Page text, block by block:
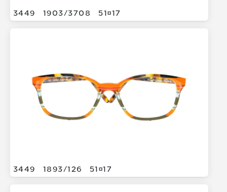
3449 1903/3708 5117
3449 1893/126 5117